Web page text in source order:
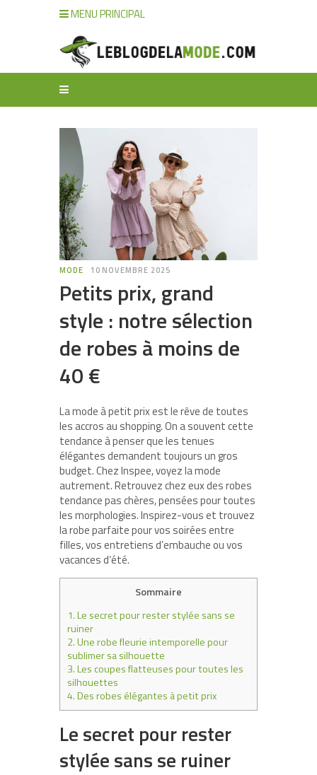
MENU PRINCIPAL
MODE 10 NOVEMBRE 2025
Petits prix, grand
style : notre sélection
de robes à moins de
40 €
La mode à petit prix est le rêve de toutes
les accros au shopping. On a souvent cette
tendance à penser que les tenues
élégantes demandent toujours un gros
budget. Chez Inspee, voyez la mode
autrement. Retrouvez chez eux des robes
tendance pas chères, pensées pour toutes
les morphologies. Inspirez-vous et trouvez
la robe parfaite pour vos soirées entre
filles, vos entretiens d’embauche ou vos
vacances d’été.
Sommaire
1.Le secret pour rester stylée sans se
ruiner
2.Une robe fleurie intemporelle pour
sublimer sa silhouette
3.Les coupes flatteuses pour toutes les
silhouettes
4.Des robes élégantes à petit prix
Le secret pour rester
stylée sans se ruiner